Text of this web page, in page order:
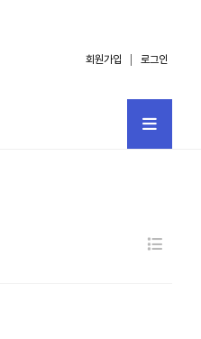
회원가입 로그인